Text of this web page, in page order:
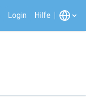
Login Hilfe